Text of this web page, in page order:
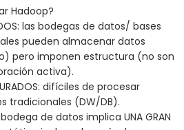
Hadoop?
las bodegas de datos/ bases
pueden almacenar datos
pero imponen estructura (no son
activa).
difíciles de procesar
tradicionales (DW/DB).
de datos implica UNA GRAN